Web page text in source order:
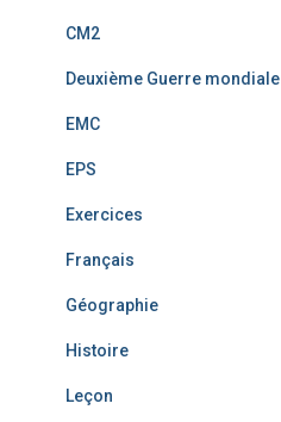
CM2
Deuxième Guerre mondiale
EMC
EPS
Exercices
Français
Géographie
Histoire
Leçon